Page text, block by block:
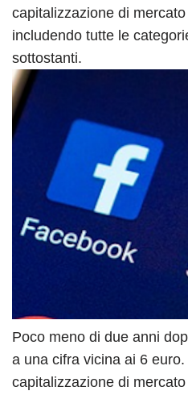
capitalizzazione di
includendo tutte le
sottostanti.
Poco meno di due anni
a una cifra vicina ai 6
capitalizzazione di